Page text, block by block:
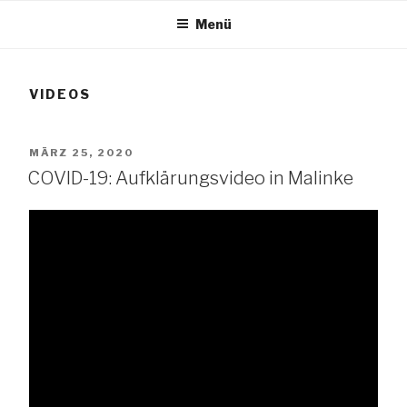
Menü
VIDEOS
VERÖFFENTLICHT
AM
MÄRZ 25, 2020
COVID-19: Aufklärungsvideo in Malinke